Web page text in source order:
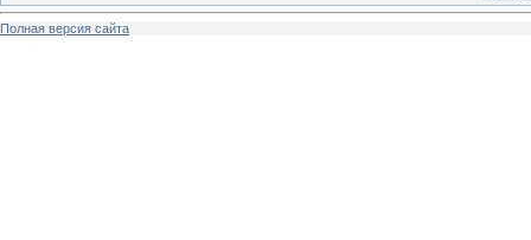
Полная версия сайта